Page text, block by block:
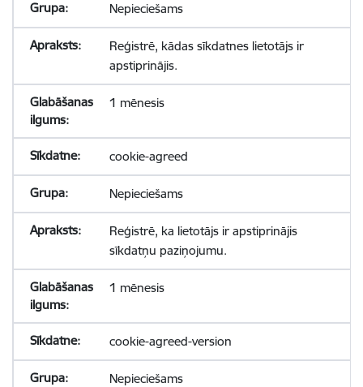
Nepieciešams
Reģistrē, kādas sīkdatnes lietotājs ir
apstiprinājis.
1 mēnesis
cookie-agreed
Nepieciešams
Reģistrē, ka lietotājs ir apstiprinājis
sīkdatņu paziņojumu.
1 mēnesis
cookie-agreed-version
Nepieciešams